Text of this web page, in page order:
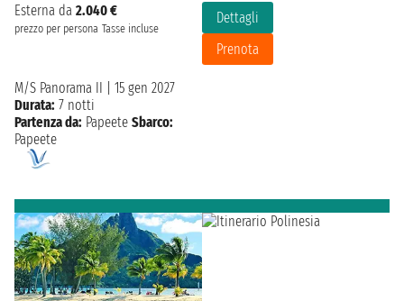
Esterna da 2.040 €
prezzo per persona Tasse incluse
Dettagli
Prenota
M/S Panorama II
15 gen 2027
Durata: 7 notti
Partenza da: Papeete Sbarco:
Papeete